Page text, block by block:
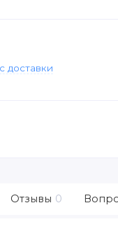
доставки
Отзывы 0